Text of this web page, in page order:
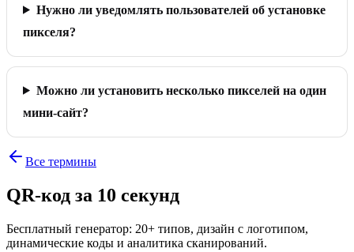
Нужно ли уведомлять пользователей об установке
пикселя?
Можно ли установить несколько пикселей на один
мини-сайт?
Все термины
QR-код за 10 секунд
Бесплатный генератор: 20+ типов, дизайн с логотипом,
динамические коды и аналитика сканирований.